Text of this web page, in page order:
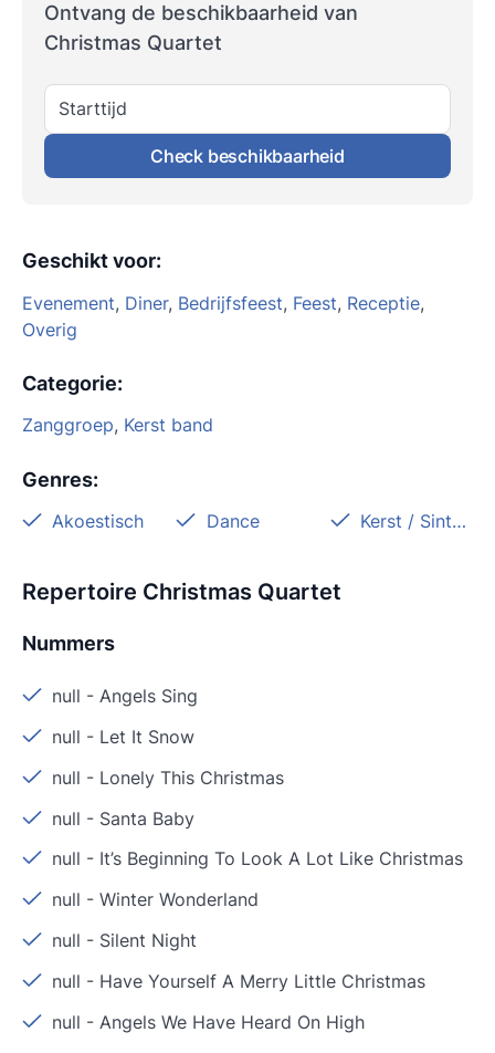
Ontvang de beschikbaarheid van
Christmas Quartet
Starttijd
Check beschikbaarheid
Geschikt voor:
Evenement, Diner, Bedrijfsfeest, Feest, Receptie,
Overig
Categorie:
Zanggroep, Kerst band
Genres:
Akoestisch Dance Kerst / Sinterklaas
Repertoire Christmas Quartet
Nummers
null -Angels Sing
null - Let It Snow
null - Lonely This Christmas
null - Santa Baby
null - It’s Beginning To Look A Lot Like Christmas
null -Winter Wonderland
null - Silent Night
null - Have Yourself A Merry Little Christmas
null - Angels We Have Heard On High